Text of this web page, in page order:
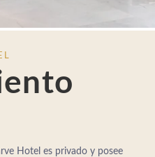
Hotel es privado y posee